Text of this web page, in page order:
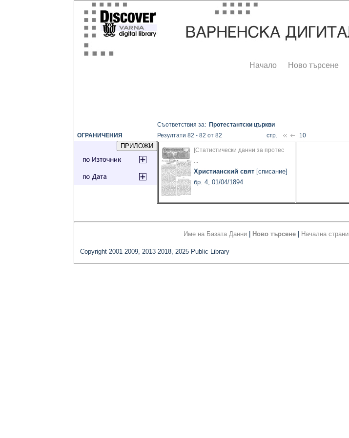
Начало Ново търсене
ОГРАНИЧЕНИЯ
Съответствия за: Протестантски църкви
Резултати 82 - 82 от 82
стр. 10
[Статистически данни за протес
...
Христианский свят [списание]
бр. 4, 01/04/1894
Име на Базата Данни Ново търсене Начална
Copyright 2001-2009, 2013-2018, 2025 Public Library